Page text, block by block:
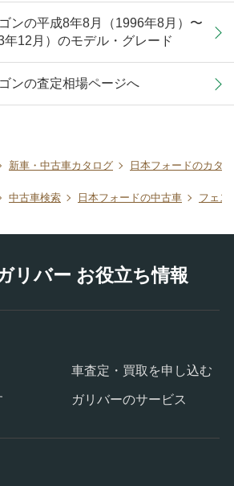
ンの平成8年8月（1996年8月）〜
12月）のモデル・グレード
ンの査定相場ページへ
新車・中古車カタログ 日本フォードのカタ
中古車検索 日本フォードの中古車 フェス
リバー お役立ち情報
車査定・買取を申し込む
ガリバーのサービス